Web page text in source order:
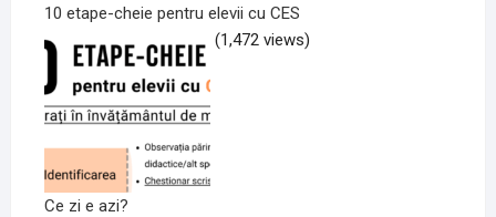
10 etape-cheie pentru elevii cu CES
(1,472 views)
Ce zi e azi?